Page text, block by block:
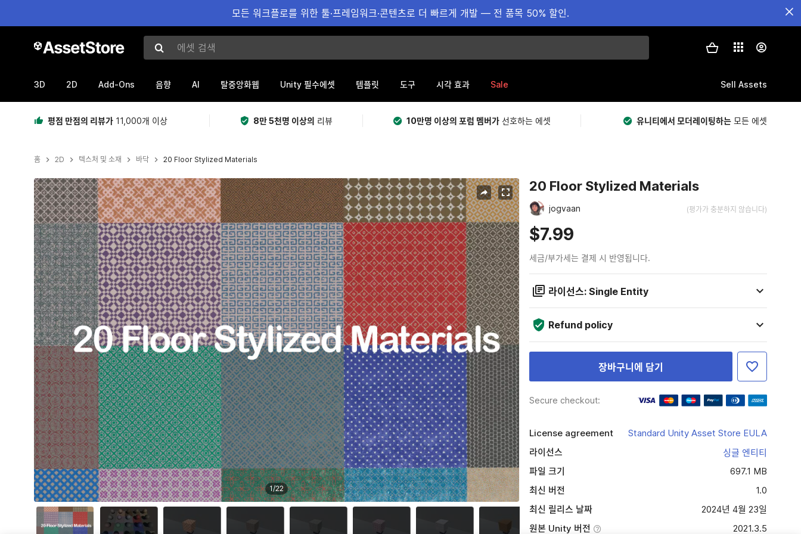
모든 워크플로를 위한 툴·프레임워크·콘텐츠로 더 빠르게 개발 — 전 품목 50% 할인.
에셋 검색
3D 2D Add-Ons 음향 AI 탈중앙화웹 Unity 필수에셋 템플릿 도구 시각 효과 Sale Sell Assets
평점 만점의 리뷰가 11,000개 이상 8만 5천명 이상의 리뷰 10만명 이상의 포럼 멤버가 선호하는 에셋 유니티에서 모더레이팅하는 모든 에셋
홈 2D 텍스처 및 소재 바닥 20 Floor Stylized Materials
현재 슬라이드: 1 / 22
1/22
20 Floor Stylized Materials
jogvaan (평가가 충분하지 않습니다)
$7.99
세금/부가세는 결제 시 반영됩니다.
라이선스: Single Entity
Refund policy
장바구니에 담기
Secure checkout:
License agreement
Standard Unity Asset Store EULA
라이선스
싱글 엔티티
파일 크기
697.1 MB
최신 버전
1.0
최신 릴리스 날짜
2024년 4월 23일
원본 Unity 버전
2021.3.5